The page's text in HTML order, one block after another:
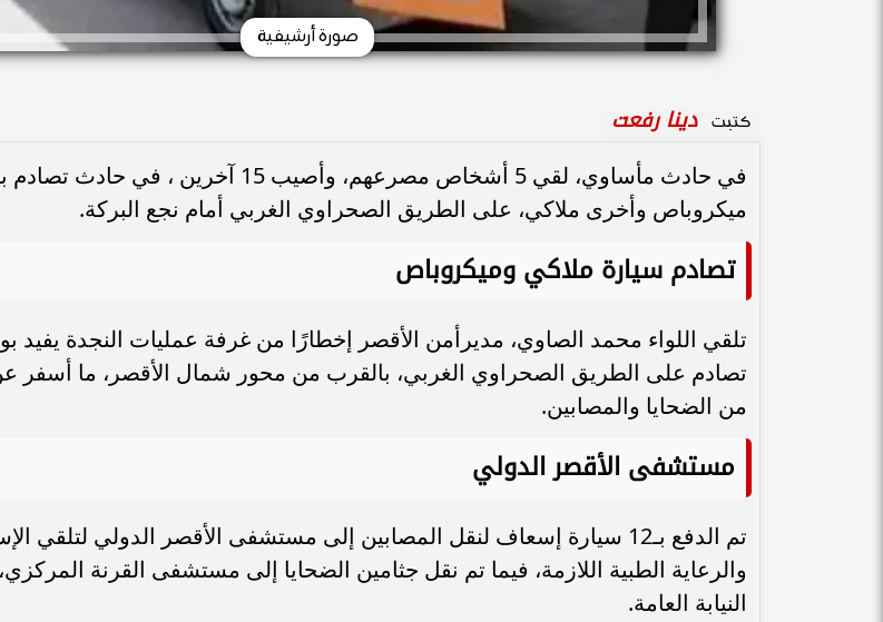
صورة أرشيفية
كتبت دينا رفعت
في حادث مأساوي، لقي 5 أشخاص مصرعهم، وأصيب 15 آخرين ،
ميكروباص وأخرى ملاكي، على الطريق الصحراوي الغربي أمام نجع البركة.
تصادم سيارة ملاكي وميكروباص
تلقي اللواء محمد الصاوي، مديرأمن الأقصر إخطارًا من غرفة عمليات النجدة يفيد
تصادم على الطريق الصحراوي الغربي، بالقرب من محور شمال الأقصر، ما
من الضحايا والمصابين.
مستشفى الأقصر الدولي
تم الدفع بـ12 سيارة إسعاف لنقل المصابين إلى مستشفى الأقصر الدولي لتلقي
والرعاية الطبية اللازمة، فيما تم نقل جثامين الضحايا إلى مستشفى القرنة
النيابة العامة.